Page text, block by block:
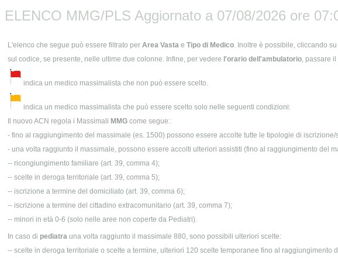
ELENCO MMG/PLS Aggiornato a 07/08/2026 ore
L'elenco che segue può essere filtrato per Area Vasta e Tipo di Medico. Inoltre è possibile, cliccando su
sul codice, se presente, nelle ultime due colonne. Infine, per vedere l'orario dell'ambulatorio, passare
indica un medico massimalista che non può essere scelto.
indica un medico massimalista che può essere scelto solo nelle seguenti condizioni:
Il nuovo ACN regola i Massimali MMG come segue:
- fino al raggiungimento del massimale (es. 1500) possono essere accolte tutte le tipologie di iscrizione/
- una volta raggiunto il massimale, possono essere accolti ulteriori assistiti (fino al raggiungimento del
-- ricongiungimento familiare (art. 39, comma 4);
-- scelte in deroga territoriale (art. 39, comma 5);
-- iscrizione a termine del domiciliato (art. 39, comma 6);
-- iscrizione a termine del cittadino extracomunitario (art. 39, comma 7);
-- minori in età 0-6 (solo nelle aree non coperte da Pediatri).
In caso di pediatra una volta raggiunto il massimale 880, sono possibili ulteriori scelte:
-- scelte in deroga territoriale o scelte a termine, ulteriori 120 scelte temporanee fino al raggiungimento